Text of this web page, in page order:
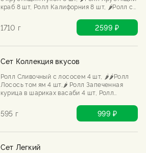
краб 8 шт, Ролл Калифорния 8 шт, 🌶️Ролл с
том ям 8 шт, Ролл Запеченный с курицей 8
шт, 🌶️🌶️Ролл Темпура креветка Том ям 8 шт
1710 г 2599 ₽
Сет Коллекция вкусов
Ролл Сливочный с лососем 4 шт, 🌶️🌶️Ролл
Лосось том ям 4 шт,🌶️ Ролл Запеченная
курица в шариках васаби 4 шт, Ролл
Ролл Горячая тортилья с беконом 8 шт
595 г 999 ₽
Сет Легкий